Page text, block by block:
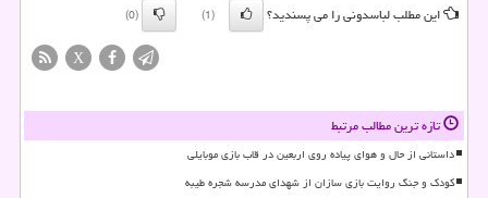
این مطلب لباسدونی را می پسندید؟
(1)
(0)
X
تازه ترین مطالب مرتبط
داستانی از حال و هوای پیاده روی اربعین در قاب بازی موبایلی
کودک و جنگ روایت بازی سازان از شهدای مدرسه شجره طیبه